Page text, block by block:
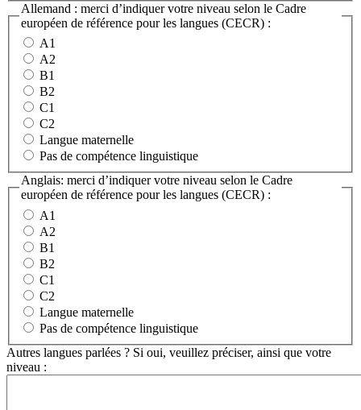
Allemand : merci d’indiquer votre niveau selon le Cadre
européen de référence pour les langues (CECR) :
A1
A2
B1
B2
C1
C2
Langue maternelle
Pas de compétence linguistique
Anglais: merci d’indiquer votre niveau selon le Cadre
européen de référence pour les langues (CECR) :
A1
A2
B1
B2
C1
C2
Langue maternelle
Pas de compétence linguistique
Autres langues parlées ? Si oui, veuillez préciser, ainsi que votre
niveau :